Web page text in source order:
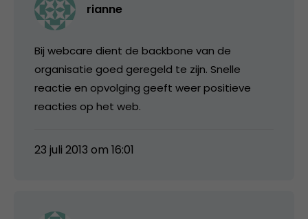
rianne
Bij webcare dient de backbone van de
organisatie goed geregeld te zijn. Snelle
reactie en opvolging geeft weer positieve
reacties op het web.
23 juli 2013 om 16:01